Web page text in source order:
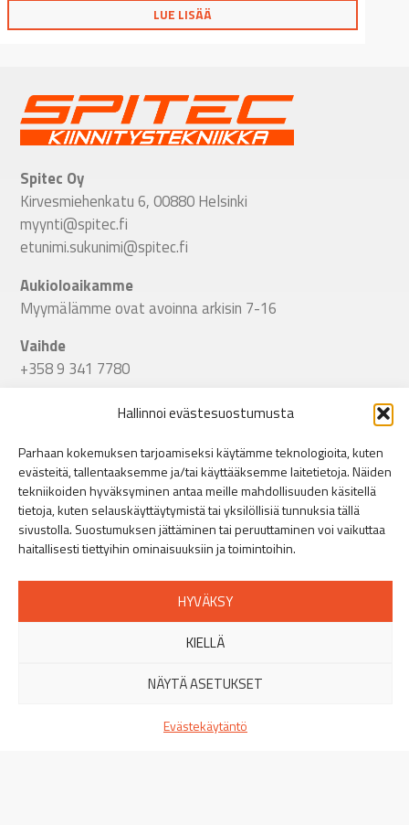
Hallinnoi evästesuostumusta
Parhaan kokemuksen tarjoamiseksi käytämme teknologioita, kuten
evästeitä, tallentaaksemme ja/tai käyttääksemme laitetietoja. Näiden
tekniikoiden hyväksyminen antaa meille mahdollisuuden käsitellä
tietoja, kuten selauskäyttäytymistä tai yksilöllisiä tunnuksia tällä
sivustolla. Suostumuksen jättäminen tai peruuttaminen voi vaikuttaa
haitallisesti tiettyihin ominaisuuksiin ja toimintoihin.
HYVÄKSY
KIELLÄ
NÄYTÄ ASETUKSET
Evästekäytäntö
LUE LISÄÄ
Spitec Oy
Kirvesmiehenkatu 6, 00880 Helsinki
myynti@spitec.fi
etunimi.sukunimi@spitec.fi
Aukioloaikamme
Myymälämme ovat avoinna arkisin 7-16
Vaihde
+358 9 341 7780
Linkki Spitecin Instagramiin Linkki Spitecin Facebookkiin LinkedIn
Helsinki
Puusepänkatu 9, 00880 Helsinki»
+358 44 401 5516
Turku
Orikedonkatu 16, 20380 Turku»
+358 44 401 5512
Viinikankatu 51, 33800 Tampere»